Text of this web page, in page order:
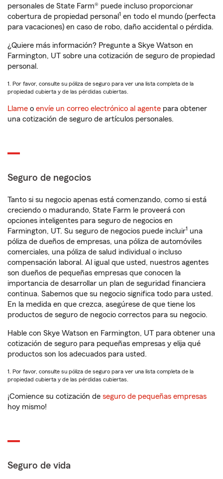
personales de State Farm® puede incluso proporcionar
cobertura de propiedad personal 1 en todo el mundo (perfecta
para vacaciones) en caso de robo, daño accidental o pérdida.
¿Quiere más información? Pregunte a Skye Watson en
Farmington, UT sobre una cotización de seguro de propiedad
personal.
1. Por favor, consulte su póliza de seguro para ver una lista completa de la
propiedad cubierta y de las pérdidas cubiertas.
Llame o envíe un correo electrónico al agente para obtener
una cotización de seguro de artículos personales.
Seguro de negocios
Tanto si su negocio apenas está comenzando, como si está
creciendo o madurando, State Farm le proveerá con
opciones inteligentes para seguro de negocios en
Farmington, UT. Su seguro de negocios puede incluir1 una
póliza de dueños de empresas, una póliza de automóviles
comerciales, una póliza de salud individual o incluso
compensación laboral. Al igual que usted, nuestros agentes
son dueños de pequeñas empresas que conocen la
importancia de desarrollar un plan de seguridad financiera
continua. Sabemos que su negocio significa todo para usted.
En la medida en que crezca, asegúrese de que tiene los
productos de seguro de negocio correctos para su negocio.
Hable con Skye Watson en Farmington, UT para obtener una
cotización de seguro para pequeñas empresas y elija qué
productos son los adecuados para usted.
1. Por favor, consulte su póliza de seguro para ver una lista completa de la
propiedad cubierta y de las pérdidas cubiertas.
¡Comience su cotización de seguro de pequeñas empresas
hoy mismo!
Seguro de vida